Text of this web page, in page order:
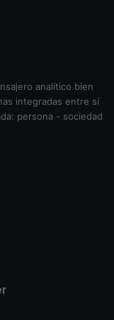
analítico bien
integradas entre sí
persona - sociedad